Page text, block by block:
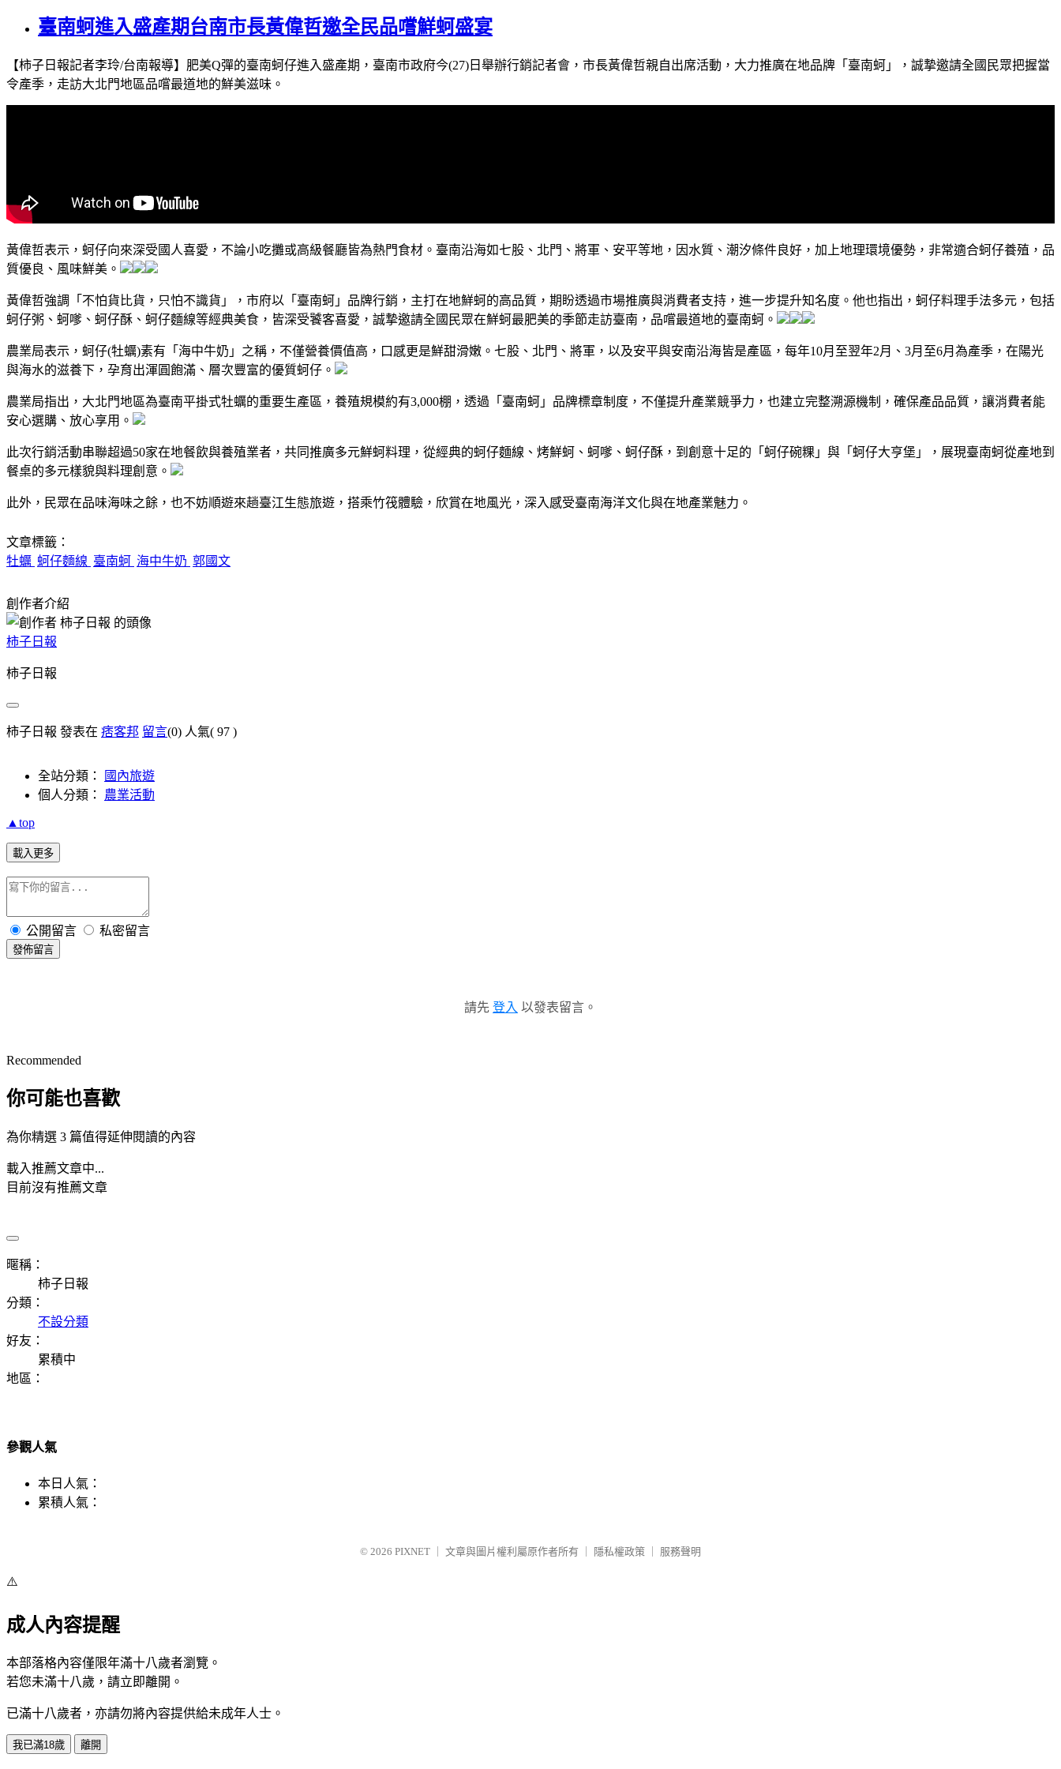
臺南蚵進入盛產期台南市長黃偉哲邀全民品嚐鮮蚵盛宴
【柿子日報記者李玲/台南報導】肥美Q彈的臺南蚵仔進入盛產期，臺南市政府今(27)日舉辦行銷記者會，市長黃偉哲親自出席活動，大力推廣在地品牌「臺南蚵」，誠摯邀請全國民眾把握當
令產季，走訪大北門地區品嚐最道地的鮮美滋味。
黃偉哲表示，蚵仔向來深受國人喜愛，不論小吃攤或高級餐廳皆為熱門食材。臺南沿海如七股、北門、將軍、安平等地，因水質、潮汐條件良好，加上地理環境優勢，非常適合蚵仔養殖，品
質優良、風味鮮美。
黃偉哲強調「不怕貨比貨，只怕不識貨」，市府以「臺南蚵」品牌行銷，主打在地鮮蚵的高品質，期盼透過市場推廣與消費者支持，進一步提升知名度。他也指出，蚵仔料理手法多元，包括
蚵仔粥、蚵嗲、蚵仔酥、蚵仔麵線等經典美食，皆深受饕客喜愛，誠摯邀請全國民眾在鮮蚵最肥美的季節走訪臺南，品嚐最道地的臺南蚵。
農業局表示，蚵仔(牡蠣)素有「海中牛奶」之稱，不僅營養價值高，口感更是鮮甜滑嫩。七股、北門、將軍，以及安平與安南沿海皆是產區，每年10月至翌年2月、3月至6月為產季，在陽光
與海水的滋養下，孕育出渾圓飽滿、層次豐富的優質蚵仔。
農業局指出，大北門地區為臺南平掛式牡蠣的重要生產區，養殖規模約有3,000棚，透過「臺南蚵」品牌標章制度，不僅提升產業競爭力，也建立完整溯源機制，確保產品品質，讓消費者能
安心選購、放心享用。
此次行銷活動串聯超過50家在地餐飲與養殖業者，共同推廣多元鮮蚵料理，從經典的蚵仔麵線、烤鮮蚵、蚵嗲、蚵仔酥，到創意十足的「蚵仔碗粿」與「蚵仔大亨堡」，展現臺南蚵從產地到
餐桌的多元樣貌與料理創意。
此外，民眾在品味海味之餘，也不妨順遊來趟臺江生態旅遊，搭乘竹筏體驗，欣賞在地風光，深入感受臺南海洋文化與在地產業魅力。
文章標籤：
牡蠣 蚵仔麵線 臺南蚵 海中牛奶 郭國文
創作者介紹
柿子日報
柿子日報
柿子日報 發表在 痞客邦 留言(0) 人氣( 97 )
全站分類：
國內旅遊
個人分類： 農業活動
▲top
載入更多
公開留言 私密留言
發佈留言
請先 登入 以發表留言。
Recommended
你可能也喜歡
為你精選 3 篇值得延伸閱讀的內容
載入推薦文章中...
目前沒有推薦文章
暱稱：
柿子日報
分類：
不設分類
好友：
累積中
地區：
參觀人氣
本日人氣：
累積人氣：
© 2026 PIXNET 文章與圖片權利屬原作者所有 隱私權政策 服務聲明
⚠️
成人內容提醒
本部落格內容僅限年滿十八歲者瀏覽。
若您未滿十八歲，請立即離開。
已滿十八歲者，亦請勿將內容提供給未成年人士。
我已滿18歲 離開